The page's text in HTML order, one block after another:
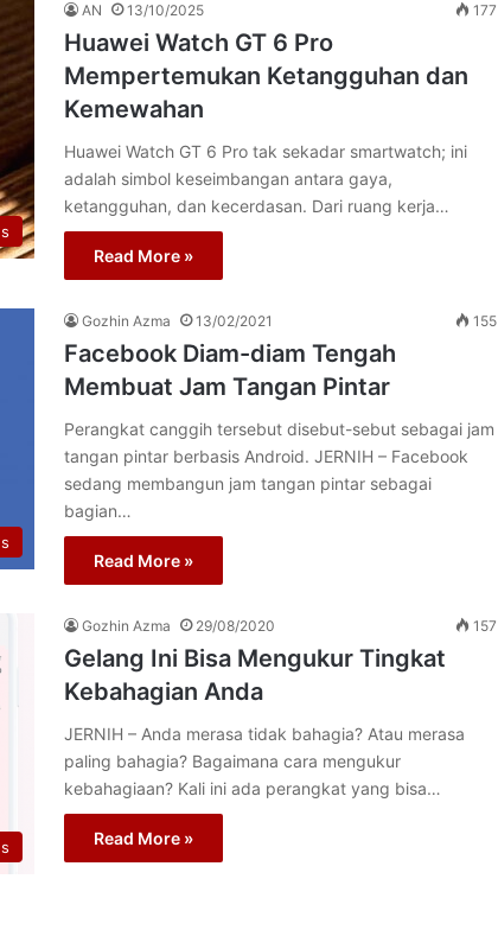
AN 13/10/2025 177
Huawei Watch GT 6 Pro
Mempertemukan Ketangguhan dan
Kemewahan
Huawei Watch GT 6 Pro tak sekadar smartwatch; ini
adalah simbol keseimbangan antara gaya,
ketangguhan, dan kecerdasan. Dari ruang kerja…
Read More »
Gozhin Azma 13/02/2021 155
Facebook Diam-diam Tengah
Membuat Jam Tangan Pintar
Perangkat canggih tersebut disebut-sebut sebagai jam
tangan pintar berbasis Android. JERNIH – Facebook
sedang membangun jam tangan pintar sebagai
bagian…
Read More »
Gozhin Azma 29/08/2020 157
Gelang Ini Bisa Mengukur Tingkat
Kebahagian Anda
JERNIH – Anda merasa tidak bahagia? Atau merasa
paling bahagia? Bagaimana cara mengukur
kebahagiaan? Kali ini ada perangkat yang bisa…
Read More »